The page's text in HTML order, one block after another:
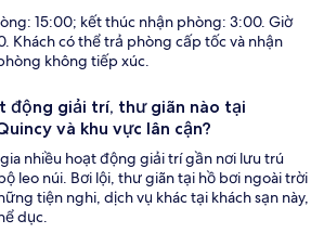
15:00; kết thúc nhận phòng: 3:00. Giờ
Khách có thể trả phòng cấp tốc và nhận
không tiếp xúc.
động giải trí, thư giãn nào tại
và khu vực lân cận?
nhiều hoạt động giải trí gần nơi lưu trú
leo núi. Bơi lội, thư giãn tại hồ bơi ngoài trời
tiện nghi, dịch vụ khác tại khách sạn này,
dục.